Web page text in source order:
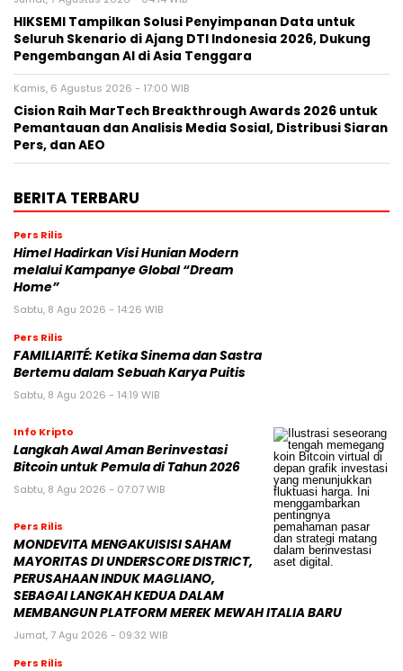
HIKSEMI Tampilkan Solusi Penyimpanan Data untuk
Seluruh Skenario di Ajang DTI Indonesia 2026, Dukung
Pengembangan AI di Asia Tenggara
Kamis, 6 Agustus 2026 - 17:00 WIB
Cision Raih MarTech Breakthrough Awards 2026 untuk
Pemantauan dan Analisis Media Sosial, Distribusi Siaran
Pers, dan AEO
BERITA TERBARU
Pers Rilis
Himel Hadirkan Visi Hunian Modern
melalui Kampanye Global “Dream
Home”
Sabtu, 8 Agu 2026 - 14:26 WIB
Pers Rilis
FAMILIARITÉ: Ketika Sinema dan Sastra
Bertemu dalam Sebuah Karya Puitis
Sabtu, 8 Agu 2026 - 14:19 WIB
Info Kripto
Langkah Awal Aman Berinvestasi
Bitcoin untuk Pemula di Tahun 2026
Sabtu, 8 Agu 2026 - 07:07 WIB
Pers Rilis
MONDEVITA MENGAKUISISI SAHAM
MAYORITAS DI UNDERSCORE DISTRICT,
PERUSAHAAN INDUK MAGLIANO,
SEBAGAI LANGKAH KEDUA DALAM
MEMBANGUN PLATFORM MEREK MEWAH ITALIA BARU
Jumat, 7 Agu 2026 - 09:32 WIB
Pers Rilis